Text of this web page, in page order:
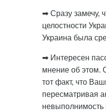
➡ Сразу замечу,
целостности
Украина была
➡ Интересен
мнение об этом.
тот факт, что
пересматривая
невыполнимость